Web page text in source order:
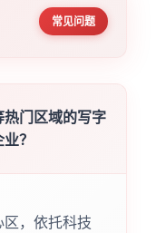
常见问题
门区域的写字
？
，依托科技